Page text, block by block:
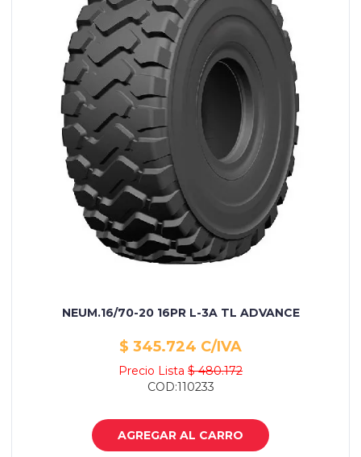
NEUM.16/70-20 16PR L-3A TL ADVANCE
$ 345.724 C/IVA
Precio Lista $ 480.172
COD:110233
AGREGAR AL CARRO